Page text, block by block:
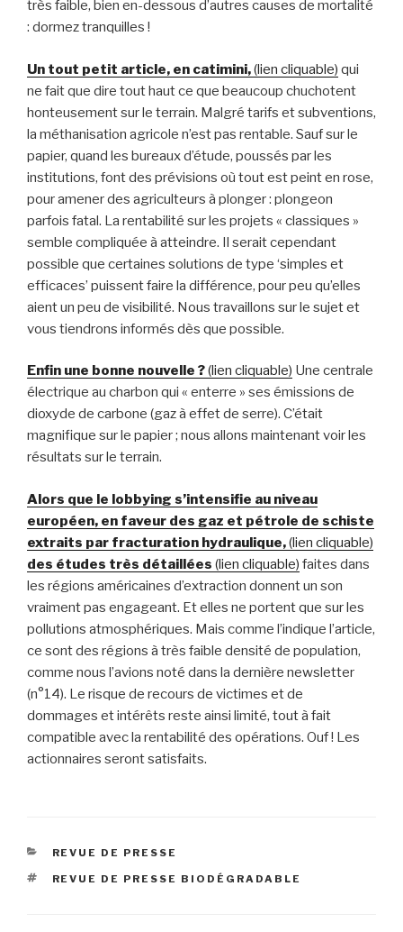
très faible, bien en-dessous d’autres causes de mortalité
: dormez tranquilles !
Un tout petit article, en catimini,(lien cliquable) qui
ne fait que dire tout haut ce que beaucoup chuchotent
honteusement sur le terrain. Malgré tarifs et subventions,
la méthanisation agricole n’est pas rentable. Sauf sur le
papier, quand les bureaux d’étude, poussés par les
institutions, font des prévisions où tout est peint en rose,
pour amener des agriculteurs à plonger : plongeon
parfois fatal. La rentabilité sur les projets « classiques »
semble compliquée à atteindre. Il serait cependant
possible que certaines solutions de type ‘simples et
efficaces’ puissent faire la différence, pour peu qu’elles
aient un peu de visibilité. Nous travaillons sur le sujet et
vous tiendrons informés dès que possible.
Enfin une bonne nouvelle ?(lien cliquable) Une centrale
électrique au charbon qui « enterre » ses émissions de
dioxyde de carbone (gaz à effet de serre). C’était
magnifique sur le papier ; nous allons maintenant voir les
résultats sur le terrain.
Alors que le lobbying s’intensifie au niveau
européen, en faveur des gaz et pétrole de schiste
extraits par fracturation hydraulique,(lien cliquable)
des études très détaillées (lien cliquable) faites dans
les régions américaines d’extraction donnent un son
vraiment pas engageant. Et elles ne portent que sur les
pollutions atmosphériques. Mais comme l’indique l’article,
ce sont des régions à très faible densité de population,
comme nous l’avions noté dans la dernière newsletter
(n°14). Le risque de recours de victimes et de
dommages et intérêts reste ainsi limité, tout à fait
compatible avec la rentabilité des opérations. Ouf ! Les
actionnaires seront satisfaits.
CATÉGORIES
REVUE DE PRESSE
ÉTIQUETTES
REVUE DE PRESSE BIODÉGRADABLE